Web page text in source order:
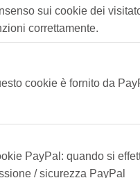
sui cookie dei
correttamente.
cookie è fornito da
PayPal: quando si
/ sicurezza PayPal